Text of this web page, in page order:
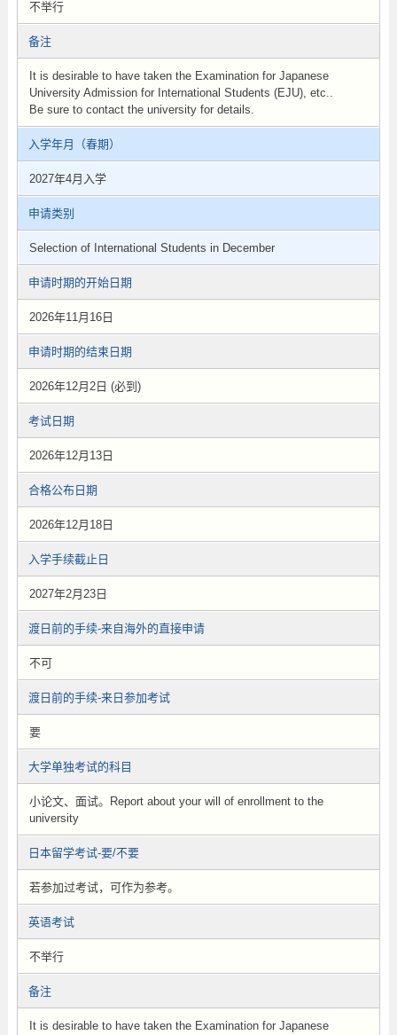
不举行
备注
It is desirable to have taken the Examination for Japanese
University Admission for International Students (EJU), etc..
Be sure to contact the university for details.
入学年月（春期）
2027年4月入学
申请类别
Selection of International Students in December
申请时期的开始日期
2026年11月16日
申请时期的结束日期
2026年12月2日 (必到)
考试日期
2026年12月13日
合格公布日期
2026年12月18日
入学手续截止日
2027年2月23日
渡日前的手续-来自海外的直接申请
不可
渡日前的手续-来日参加考试
要
大学单独考试的科目
小论文、面试。Report about your will of enrollment to the
university
日本留学考试-要/不要
若参加过考试，可作为参考。
英语考试
不举行
备注
It is desirable to have taken the Examination for Japanese